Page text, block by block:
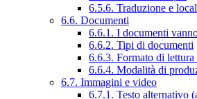
6.5.6. Traduzione e
6.6. Documenti
6.6.1. I documenti
6.6.2. Tipi di documenti
6.6.3. Formato di
6.6.4. Modalità di
6.7. Immagini e video
6.7.1. Testo alternativo